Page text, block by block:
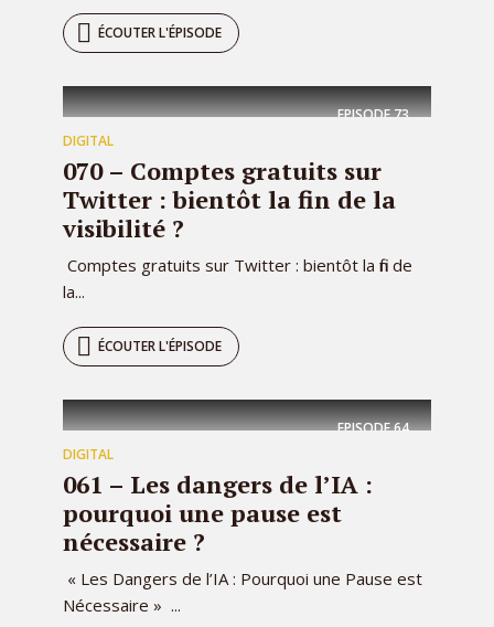
ÉCOUTER L'ÉPISODE
EPISODE73
DIGITAL
070 – Comptes gratuits sur
Twitter : bientôt la fin de la
visibilité ?
Comptes gratuits sur Twitter : bientôt la fin de
la...
ÉCOUTER L'ÉPISODE
EPISODE64
DIGITAL
061 – Les dangers de l’IA :
pourquoi une pause est
nécessaire ?
« Les Dangers de l’IA : Pourquoi une Pause est
Nécessaire » ...